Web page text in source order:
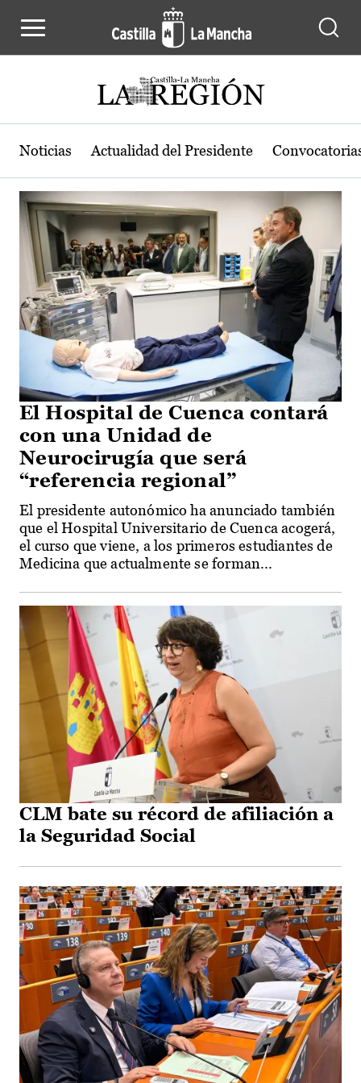
Actualidad de la región de Castilla-
Noticias Actualidad del Presidente
El Hospital de Cuenca contará
con una Unidad de
Neurocirugía que será
“referencia regional”
El presidente autonómico ha anunciado también
que el Hospital Universitario de Cuenca acogerá,
el curso que viene, a los primeros estudiantes de
Medicina que actualmente se forman...
CLM bate su récord de afiliación a
la Seguridad Social